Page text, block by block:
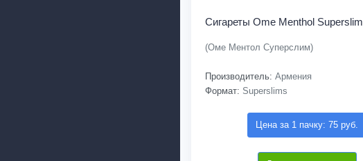
Сигареты Ome Menthol Superslim
(Оме Ментол Суперслим)
Производитель: Армения
Формат: Superslims
Цена за 1 пачку: 75 руб.